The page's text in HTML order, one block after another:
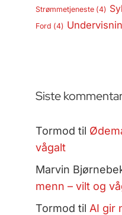
Strømmetjeneste(4)
Ford (4)
Siste
Tormod til
vågalt
Marvin
menn – vilt og
Tormod til AI gir